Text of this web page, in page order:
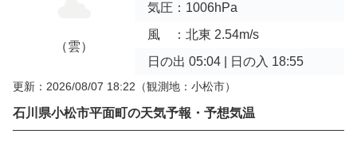
（雲）
気圧：1006hPa
風 ：北東 2.54m/s
日の出 05:04 | 日の入 18:55
更新：2026/08/07 18:22 （観測地：小松市）
石川県小松市平面町の天気予報・予想気温